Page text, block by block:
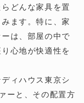
どんな家具を置
ます。特に、家
は、部屋の中で
心地が快適性を
ィハウス東京シ
ーと、その配置方